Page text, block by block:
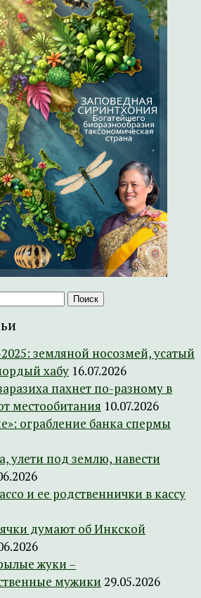
земляной носозмей, усатый
хабу 16.07.2026
пахнет по-разному в
местообитания 10.07.2026
ограбление банка спермы
улети под землю, навести
и ее родственнички в кассу
думают об Инкской
жуки –
мужики 29.05.2026